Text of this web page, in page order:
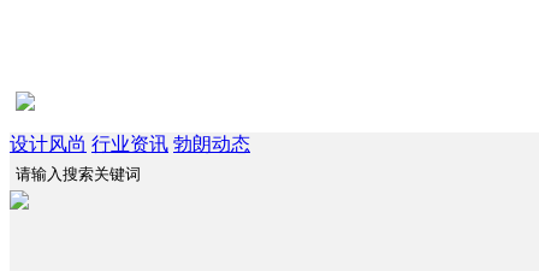
设计风尚 行业资讯 勃朗动态